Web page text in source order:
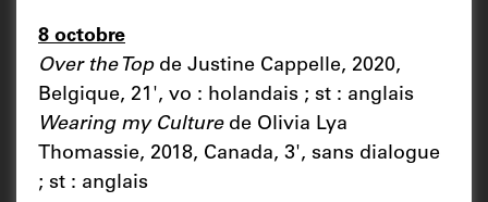
8 octobre
Over the Topde Justine Cappelle, 2020,
Belgique, 21', vo : holandais ; st : anglais
Wearing my Culturede Olivia Lya
Thomassie, 2018, Canada, 3', sans dialogue
; st : anglais